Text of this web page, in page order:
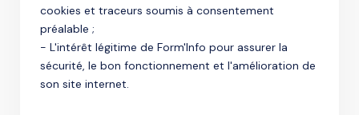
cookies et traceurs soumis à consentement
préalable ;
- L'intérêt légitime de Form'Info pour assurer la
sécurité, le bon fonctionnement et l'amélioration de
son site internet.